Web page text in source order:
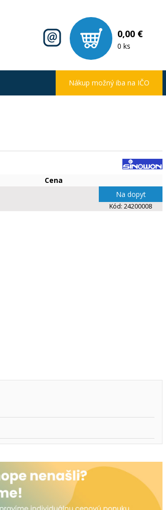
0,00 €
0 ks
Cena
Na dopyt
Kód: 24200008
Nákup možný iba na IČO